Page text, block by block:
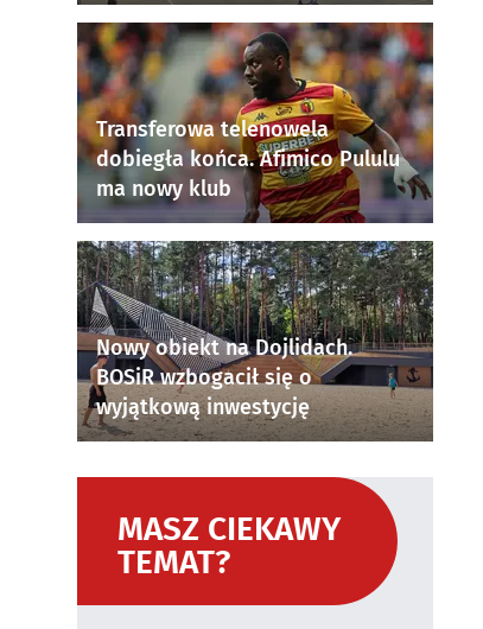
Transferowa telenowela
dobiegła końca. Afimico Pululu
ma nowy klub
Nowy obiekt na Dojlidach.
BOSiR wzbogacił się o
wyjątkową inwestycję
MASZ CIEKAWY
TEMAT?